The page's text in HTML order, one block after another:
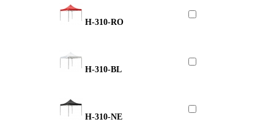
H-310-RO
H-310-BL
H-310-NE